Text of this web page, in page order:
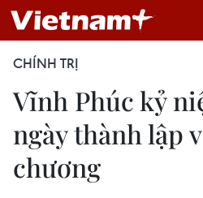
CHÍNH TRỊ
Vĩnh Phúc kỷ
ngày thành lập
chương